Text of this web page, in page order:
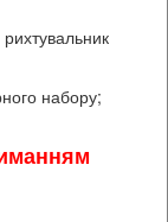
набору;